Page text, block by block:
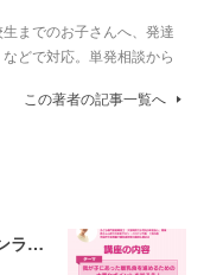
までのお子さんへ、発達
どで対応。単発相談から
この著者の記事一覧へ
6/28 ママ・パパのための離乳食講座（オンライン））